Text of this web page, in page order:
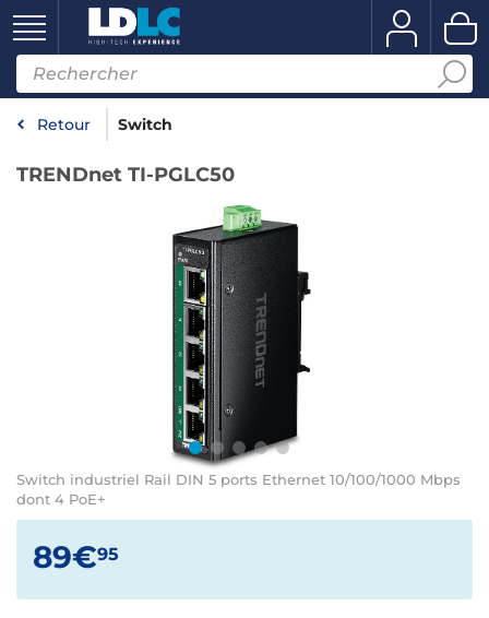
Retour Switch
TRENDnet TI-PGLC50
Switch industriel Rail DIN 5 ports Ethernet 10/100/1000 Mbps
dont 4 PoE+
89€95